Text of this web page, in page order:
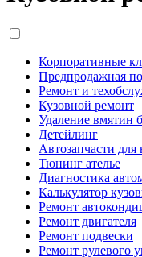
Корпоративные
Предпродажная
Ремонт и
Кузовной ремонт
Удаление вмятин
Детейлинг
Автозапчасти для
Тюнинг ателье
Диагностика
Калькулятор
Ремонт
Ремонт двигателя
Ремонт подвески
Ремонт рулевого